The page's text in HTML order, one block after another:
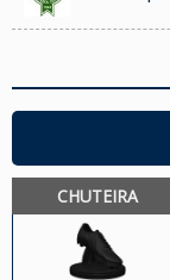
CHUTEIRA